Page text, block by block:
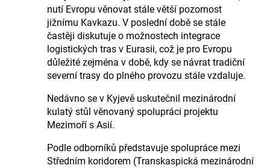
nutí Evropu věnovat stále větší pozornost
jižnímu Kavkazu. V poslední době se stále
častěji diskutuje o možnostech integrace
logistických tras v Eurasii, což je pro Evropu
důležité zejména v době, kdy se návrat tradiční
severní trasy do plného provozu stále vzdaluje.
Nedávno se v Kyjevě uskutečnil mezinárodní
kulatý stůl věnovaný spolupráci projektu
Mezimoří s Asií.
Podle odborníků představuje spolupráce mezi
Středním koridorem (Transkaspická mezinárodní